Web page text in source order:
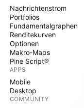
Nachrichtenstrom
Portfolios
Fundamentalgraphen
Renditekurven
Optionen
Makro-Maps
Pine Script®
APPS
Mobile
Desktop
COMMUNITY